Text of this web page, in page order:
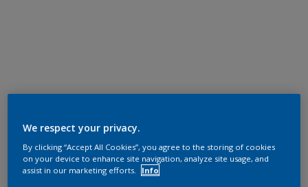
We respect your privacy.
By clicking “Accept All Cookies”, you agree to the storing of cookies
on your device to enhance site navigation, analyze site usage, and
assist in our marketing efforts.
Info